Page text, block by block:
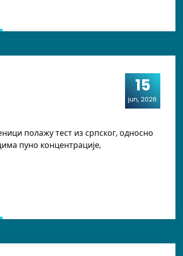
15
jun, 2026
полажу тест из српског, односно
пуно концентрације,